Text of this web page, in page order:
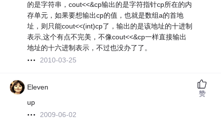
的是字符串，cout<<&cp输出的是字符指针cp所在的内
存单元，如果要想输出cp的值，也就是数组a的首地
址，则只能cout<<(int)cp了，输出的是该地址的十进制
表示,这个有点不完美，不像cout<<&cp一样直接输出
地址的十六进制表示，不过也没办了了。
2010-03-25
Eleven
up
2009-06-02
赞